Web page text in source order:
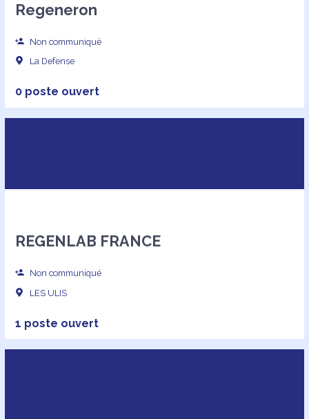
Regeneron
Non communiqué
La Defense
0 poste ouvert
REGENLAB FRANCE
Non communiqué
LES ULIS
1 poste ouvert